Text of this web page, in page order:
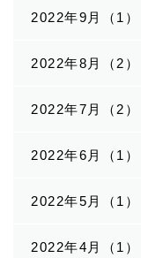
2022年9月（1）
2022年8月（2）
2022年7月（2）
2022年6月（1）
2022年5月（1）
2022年4月（1）